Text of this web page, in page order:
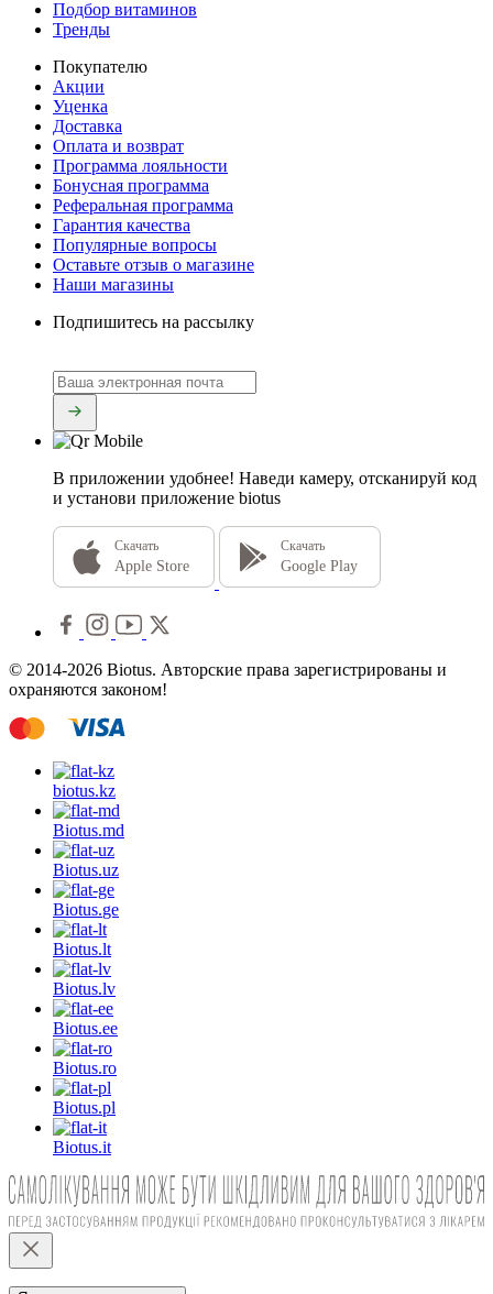
Подбор витаминов
Тренды
Покупателю
Акции
Уценка
Доставка
Оплата и возврат
Программа лояльности
Бонусная программа
Реферальная программа
Гарантия качества
Популярные вопросы
Оставьте отзыв о магазине
Наши магазины
Подпишитесь на рассылку
В приложении удобнее! Наведи камеру, отсканируй код
и установи приложение biotus
Скачать
Apple Store
Скачать
Google Play
© 2014-2026 Biotus. Авторские права зарегистрированы и
охраняются законом!
biotus.kz
Biotus.md
Biotus.uz
Biotus.ge
Biotus.lt
Biotus.lv
Biotus.ee
Biotus.ro
Biotus.pl
Biotus.it